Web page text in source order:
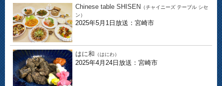
Chinese table SHISEN （チャイニーズ テーブル シセ
ン）
2025年5月1日放送：宮崎市
はに和 （はにわ）
2025年4月24日放送：宮崎市